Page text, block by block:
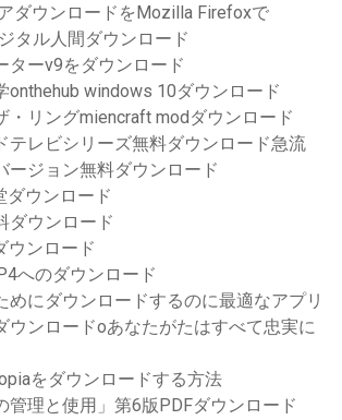
ダウンロードをMozilla Firefoxで
タル人間ダウンロード
ターv9をダウンロード
onthehub windows 10ダウンロード
・リングmiencraft modダウンロード
テレビシリーズ無料ダウンロード急流
ージョン無料ダウンロード
ダウンロード
ダウンロード
ウンロード
へのダウンロード
めにダウンロードするのに最適なアプリ
ウンロードoあなたがたはすべて忠実に
をダウンロードする方法
管理と使用」第6版PDFダウンロード